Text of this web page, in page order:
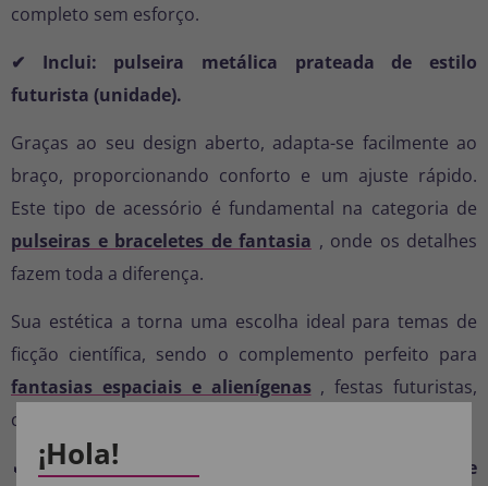
completo sem esforço.
✔ Inclui: pulseira metálica prateada de estilo
futurista (unidade).
Graças ao seu design aberto, adapta-se facilmente ao
braço, proporcionando conforto e um ajuste rápido.
Este tipo de acessório é fundamental na categoria de
pulseiras e braceletes de fantasia , onde os detalhes
fazem toda a diferença.
Sua estética a torna uma escolha ideal para temas de
ficção científica, sendo o complemento perfeito para
fantasias espaciais e alienígenas, festas futuristas,
cosplay ou eventos de Carnaval e Halloween.
🔥 Dê um toque profissional à sua fantasia e
¡Hola!